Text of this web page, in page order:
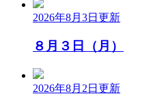
2026年8月3日 更新
８月３日（月）
2026年8月2日 更新